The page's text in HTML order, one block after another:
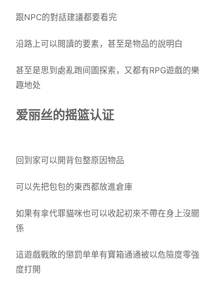
跟NPC的對話建議都要看完
沿路上可以閱讀的要素，甚至是物品的說明白
甚至是思到處亂跑间圖探索，又都有RPG遊戲的樂
趣地处
爱丽丝的摇篮认证
回到家可以開背包整原因物品
可以先把包包的東西都放進倉庫
如果有拿代罪貓咪也可以收起初來不帶在身上沒關
係
這遊戲戰敗的懲罰单单有寶箱通通被以危險度零強
度打開